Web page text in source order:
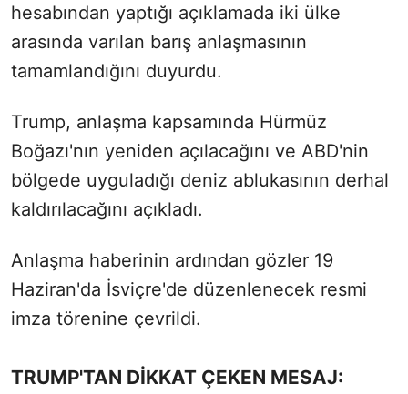
hesabından yaptığı açıklamada iki ülke
arasında varılan barış anlaşmasının
tamamlandığını duyurdu.
Trump, anlaşma kapsamında Hürmüz
Boğazı'nın yeniden açılacağını ve ABD'nin
bölgede uyguladığı deniz ablukasının derhal
kaldırılacağını açıkladı.
Anlaşma haberinin ardından gözler 19
Haziran'da İsviçre'de düzenlenecek resmi
imza törenine çevrildi.
TRUMP'TAN DİKKAT ÇEKEN MESAJ: